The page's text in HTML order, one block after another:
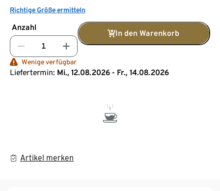
Richtige Größe ermitteln
Anzahl
In den Warenkorb
Wenige verfügbar
Liefertermin: Mi., 12.08.2026 - Fr., 14.08.2026
Artikel merken